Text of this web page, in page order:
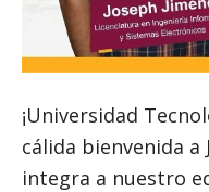
¡Universidad
cálida bienvenida a
integra a nuestro